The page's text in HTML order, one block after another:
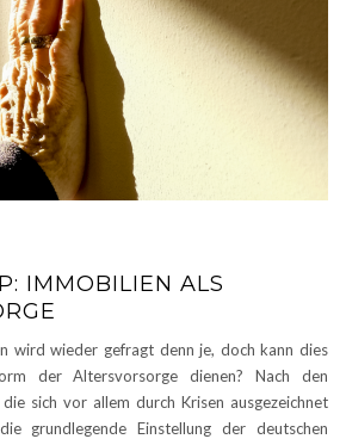
IMMOBILIEN ALS
wird wieder gefragt denn je, doch kann dies
der Altersvorsorge dienen? Nach den
sich vor allem durch Krisen ausgezeichnet
grundlegende Einstellung der deutschen